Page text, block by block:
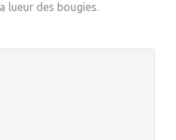
lueur des bougies.